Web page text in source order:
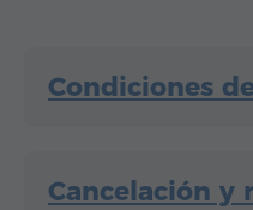
Condiciones
Cancelación y